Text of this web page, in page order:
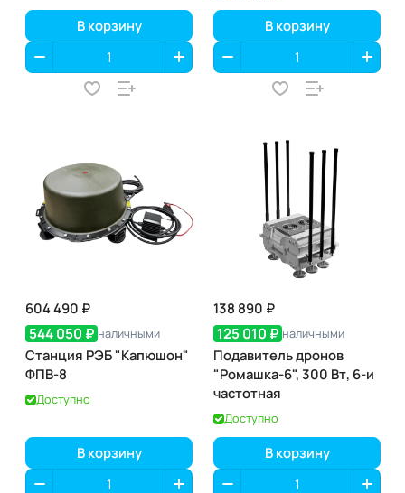
В корзину В корзину
604 490 ₽
544 050 ₽ наличными
Станция РЭБ "Капюшон"
ФПВ-8
Доступно
В корзину
138 890 ₽
125 010 ₽ наличными
Подавитель дронов
"Ромашка-6", 300 Вт, 6-и
частотная
Доступно
В корзину